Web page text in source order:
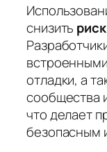
снизить
отладки, а
сообщества
что делает
безопасным